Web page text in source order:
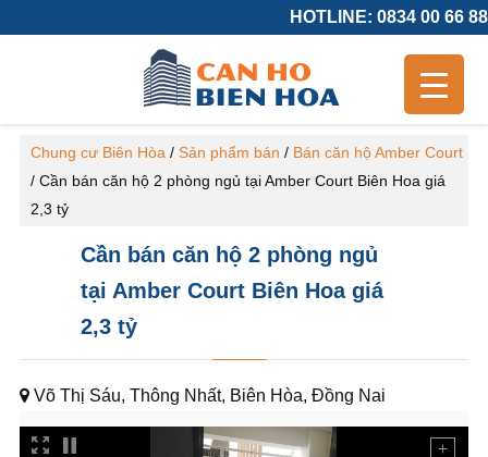
HOTLINE: 0834 00 66 88
Chung cư Biên Hòa / Sản phẩm bán / Bán căn hộ Amber Court
/ Cần bán căn hộ 2 phòng ngủ tại Amber Court Biên Hoa giá
2,3 tỷ
Cần bán căn hộ 2 phòng ngủ
tại Amber Court Biên Hoa giá
2,3 tỷ
Võ Thị Sáu, Thông Nhất, Biên Hòa, Đồng Nai